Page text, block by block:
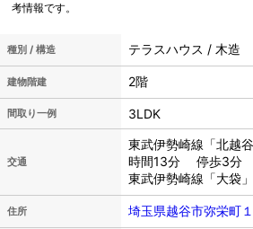
考情報です。
種別 / 構造 テラスハウス / 木造
建物階建 2階
間取り一例 3LDK
交通
東武伊勢崎線「北越
時間13分 停歩3分
東武伊勢崎線「大袋
住所 埼玉県越谷市弥栄町